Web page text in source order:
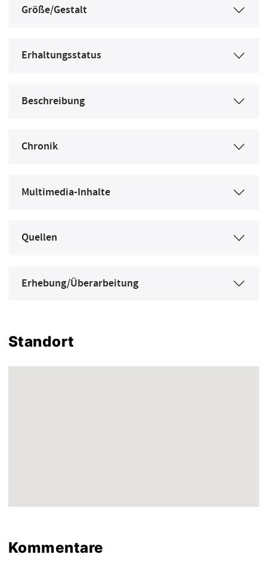
Größe/Gestalt
Erhaltungsstatus
Beschreibung
Chronik
Multimedia-Inhalte
Quellen
Erhebung/Überarbeitung
Standort
Kommentare